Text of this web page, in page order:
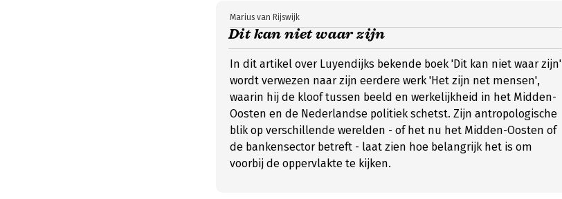
Dit kan niet waar zijn
Marius van Rijswijk
In dit artikel over Luyendijks bekende boek 'Dit kan niet waar zijn'
wordt verwezen naar zijn eerdere werk 'Het zijn net mensen',
waarin hij de kloof tussen beeld en werkelijkheid in het Midden-
Oosten en de Nederlandse politiek schetst. Zijn antropologische
blik op verschillende werelden - of het nu het Midden-Oosten of
de bankensector betreft - laat zien hoe belangrijk het is om
voorbij de oppervlakte te kijken.